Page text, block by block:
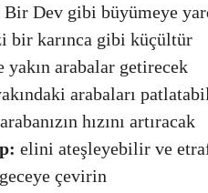
Bir Dev gibi büyümeye
bir karınca gibi küçültür
yakın arabalar getirecek
arabaları
arabanızın hızını artıracak
elini ateşleyebilir ve
çevirin